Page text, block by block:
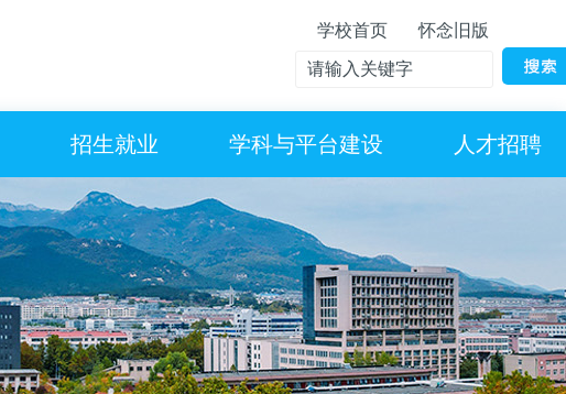
学校首页 怀念旧版
招生就业 学科与平台建设 人才招聘